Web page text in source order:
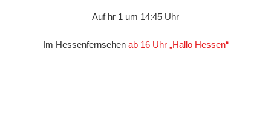
Auf hr 1 um 14:45 Uhr
Im Hessenfernsehen ab 16 Uhr „Hallo Hessen“